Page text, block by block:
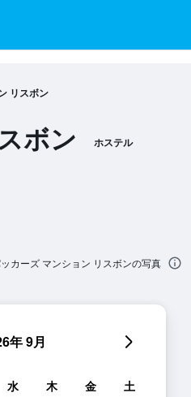
リスボン
ボン ホステル
カーズ マンション リスボンの写真
年 9月
水 木 金 土